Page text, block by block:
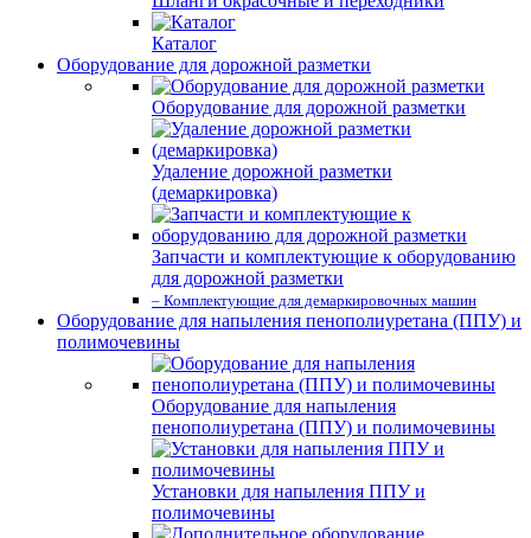
Каталог
Оборудование для дорожной разметки
Оборудование для дорожной разметки
Удаление дорожной разметки
(демаркировка)
Запчасти и комплектующие к оборудованию
для дорожной разметки
– Комплектующие для демаркировочных машин
Оборудование для напыления пенополиуретана (ППУ) и
полимочевины
Оборудование для напыления
пенополиуретана (ППУ) и полимочевины
Установки для напыления ППУ и
полимочевины